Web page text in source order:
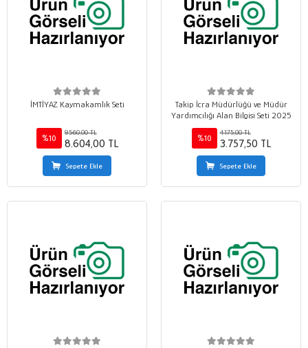
İMTİYAZ Kaymakamlık Seti
%10
9.560,00 TL
8.604,00 TL
Sepete Ekle
Takip İcra Müdürlüğü ve Müdür
Yardımcılığı Alan Bilgisi Seti 2025
%10
4.175,00 TL
3.757,50 TL
Sepete Ekle